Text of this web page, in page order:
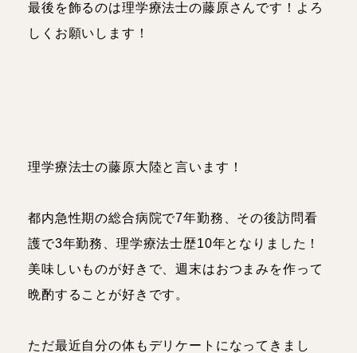
最後を飾るのは理学療法士の藤原さんです！よろ
しくお願いします！
理学療法士の藤原大陸と言います！
都内急性期の総合病院で7年勤務、その後訪問看
護で3年勤務、理学療法士歴10年となりました！
美味しいものが好きで、週末はおつまみを作って
晩酌することが好きです。
ただ最近自分の体もデリケートになってきまし